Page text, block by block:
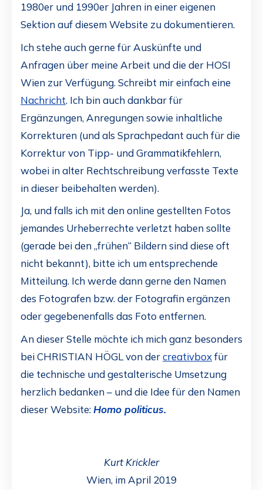
1980er und 1990er Jahren in einer eigenen
Sektion auf diesem Website zu dokumentieren.
Ich stehe auch gerne für Auskünfte und
Anfragen über meine Arbeit und die der HOSI
Wien zur Verfügung. Schreibt mir einfach eine
Nachricht. Ich bin auch dankbar für
Ergänzungen, Anregungen sowie inhaltliche
Korrekturen (und als Sprachpedant auch für die
Korrektur von Tipp- und Grammatikfehlern,
wobei in alter Rechtschreibung verfasste Texte
in dieser beibehalten werden).
Ja, und falls ich mit den online gestellten Fotos
jemandes Urheberrechte verletzt haben sollte
(gerade bei den „frühen“ Bildern sind diese oft
nicht bekannt), bitte ich um entsprechende
Mitteilung. Ich werde dann gerne den Namen
des Fotografen bzw. der Fotografin ergänzen
oder gegebenenfalls das Foto entfernen.
An dieser Stelle möchte ich mich ganz besonders
bei CHRISTIAN HÖGL von dercreativboxfür
die technische und gestalterische Umsetzung
herzlich bedanken – und die Idee für den Namen
dieser Website:Homo politicus.
Kurt Krickler
Wien, im April 2019